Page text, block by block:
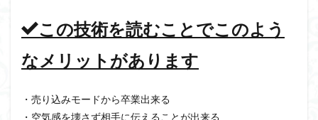
この技術を読むことでこのよう
なメリットがあります
・売り込みモードから卒業出来る
・空気感を壊さず相手に伝えることが出来る